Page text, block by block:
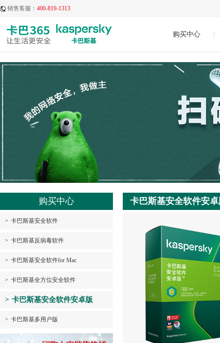
销售客服： 400-819-1313
购买中心
购买中心
> 卡巴斯基安全软件
> 卡巴斯基反病毒软件
> 卡巴斯基安全软件for Mac
> 卡巴斯基全方位安全软件
> 卡巴斯基安全软件安卓版
> 卡巴斯基多用户版
卡巴斯基安全软件安